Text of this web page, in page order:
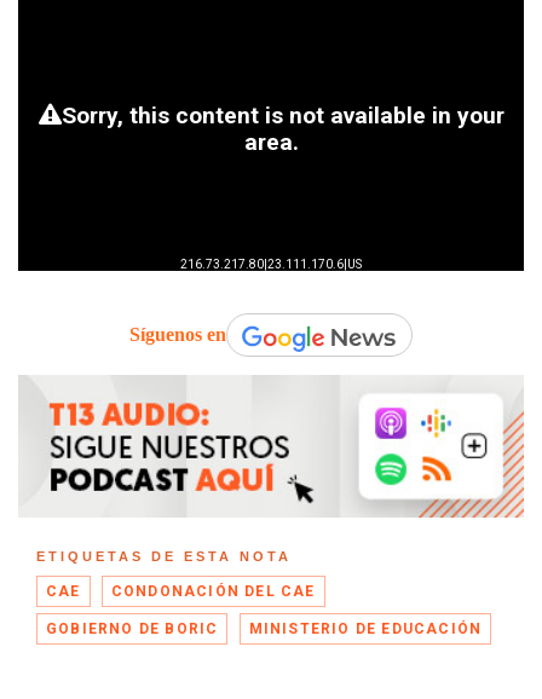
Síguenos en
ETIQUETAS DE ESTA NOTA
CAE CONDONACIÓN DEL CAE
GOBIERNO DE BORIC MINISTERIO DE EDUCACIÓN